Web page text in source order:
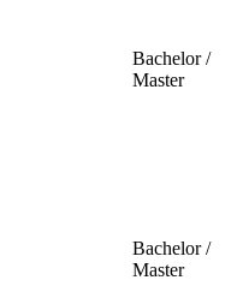
Bachelor /
Master
Bachelor /
Master